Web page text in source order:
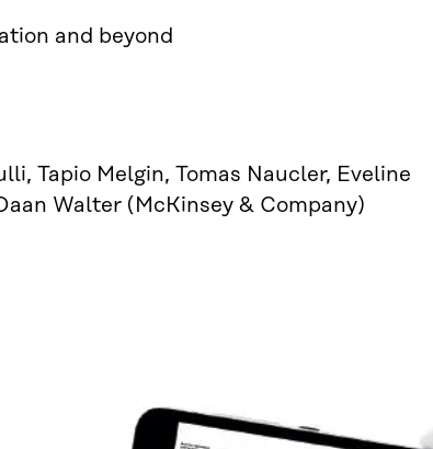
and beyond
Tapio Melgin, Tomas Naucler, Eveline
Walter (McKinsey & Company)